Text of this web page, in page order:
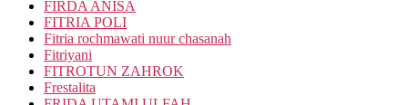
FIRDA ANISA
FITRIA POLI
Fitria rochmawati nuur chasanah
Fitriyani
FITROTUN ZAHROK
Frestalita